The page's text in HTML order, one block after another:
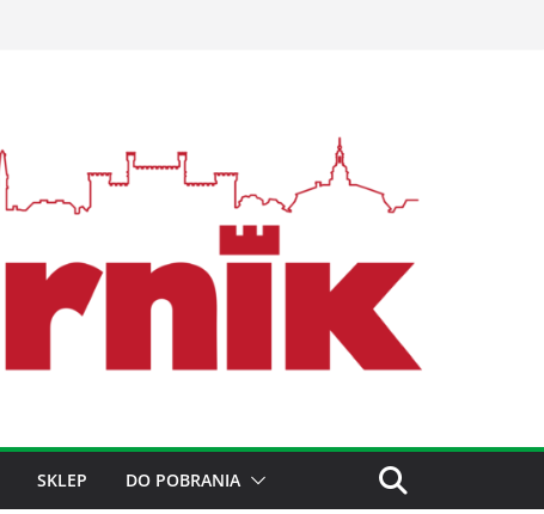
SKLEP DO POBRANIA